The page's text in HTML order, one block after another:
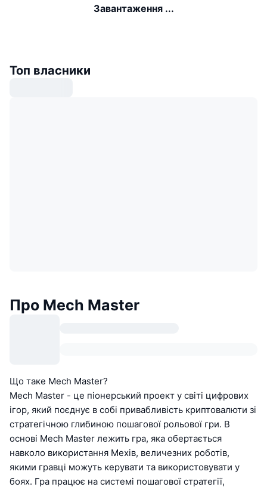
Завантаження ...
Топ власники
Про Mech Master
Що таке Mech Master?
Mech Master - це піонерський проект у світі цифрових
ігор, який поєднує в собі привабливість криптовалюти зі
стратегічною глибиною пошагової рольової гри. В
основі Mech Master лежить гра, яка обертається
навколо використання Мехів, величезних роботів,
якими гравці можуть керувати та використовувати у
боях. Гра працює на системі пошагової стратегії,